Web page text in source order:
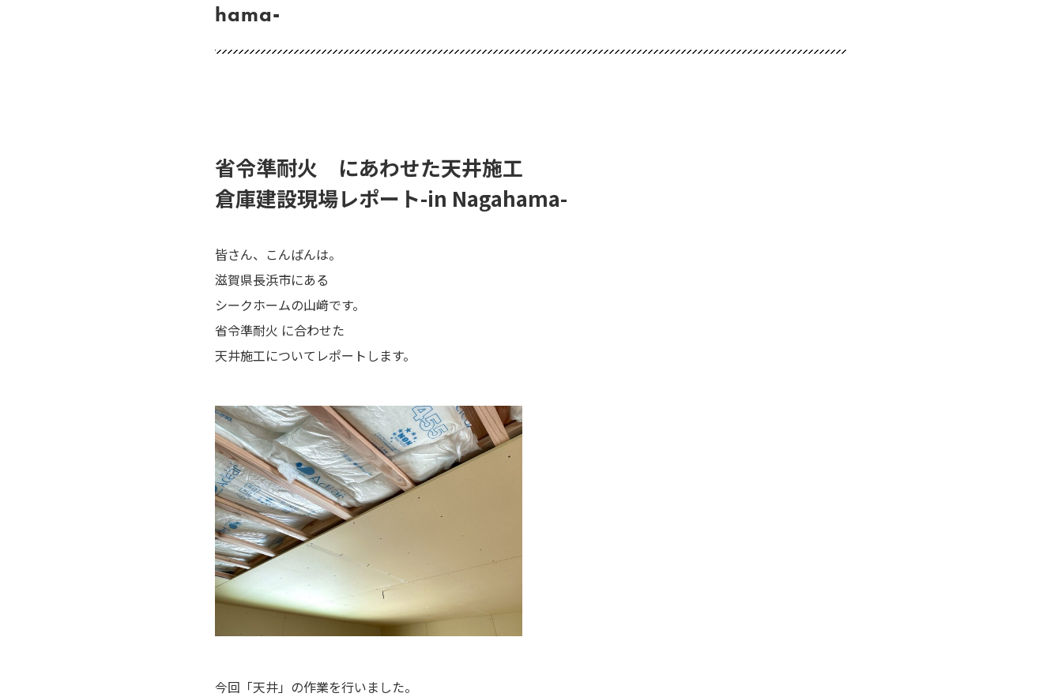
hama-
省令準耐火 にあわせた天井施工
倉庫建設現場レポート-in Nagahama-
皆さん、こんばんは。
滋賀県長浜市にある
シークホームの山﨑です。
省令準耐火 に合わせた
天井施工についてレポートします。
今回「天井」の作業を行いました。